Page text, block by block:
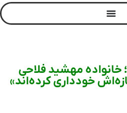
مهشید فلاحی
خودداری کرده‌اند»